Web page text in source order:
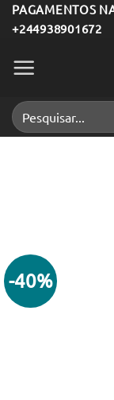
Skip
to
content
PAGAMENTOS
+244938901672
Pesquisar
por:
-40%